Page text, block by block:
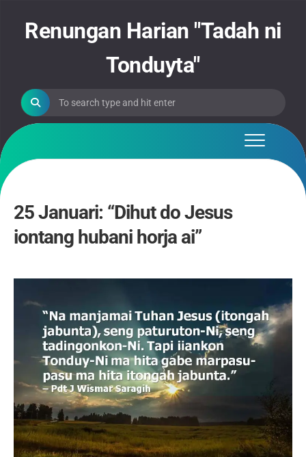
contentRenungan Harian "Tadah ni
Tonduyta"
25 Januari: “Dihut do Jesus
iontang hubani horja ai”